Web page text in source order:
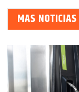
MAS NOTICIAS